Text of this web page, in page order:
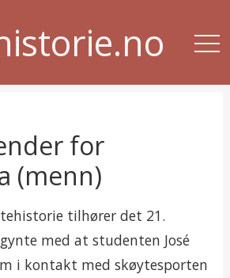
for
(menn)
tilhører det 21.
med at studenten José
i kontakt med skøytesporten